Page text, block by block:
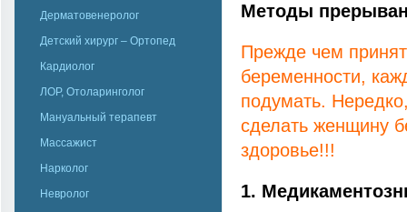
Дерматовенеролог
Детский хирург – Ортопед
Кардиолог
ЛОР, Отоларинголог
Мануальный терапевт
Массажист
Нарколог
Невролог
Методы
Прежде чем
беременности,
подумать.
сделать женщину
здоровье!!!
1.